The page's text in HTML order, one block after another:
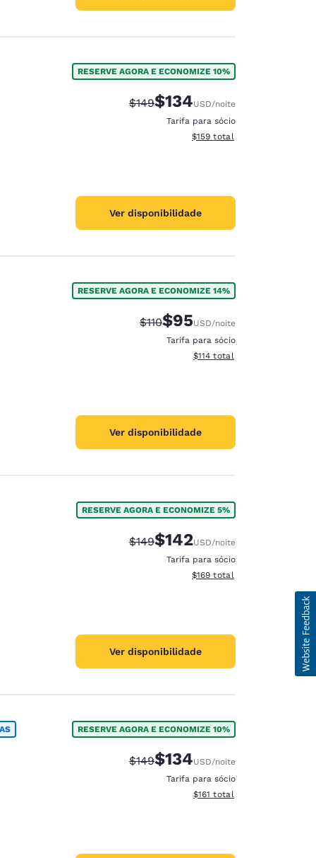
RESERVE AGORA E ECONOMIZE 10%
Tarifa anterior “tachada”:
$149Tarifa com desconto:
$134USD/noite
Tarifa para sócio
Exibir detalhes do total
$159 total
Ver disponibilidade
RESERVE AGORA E ECONOMIZE 14%
Tarifa anterior “tachada”:
$110Tarifa com desconto:
$95USD/noite
Tarifa para sócio
Exibir detalhes do total
$114 total
Ver disponibilidade
RESERVE AGORA E ECONOMIZE 5%
Tarifa anterior “tachada”:
$149Tarifa com desconto:
$142USD/noite
Tarifa para sócio
Exibir detalhes do total
$169 total
Ver disponibilidade
RESERVE AGORA E ECONOMIZE 10%
Tarifa anterior “tachada”:
$149Tarifa com desconto:
$134USD/noite
Tarifa para sócio
Exibir detalhes do total
$161 total